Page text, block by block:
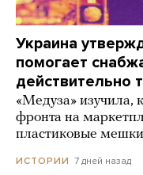
Украина
помогает
действительно
«Медуза» изучила,
фронта на
пластиковые
ИСТОРИИ 7 дней назад